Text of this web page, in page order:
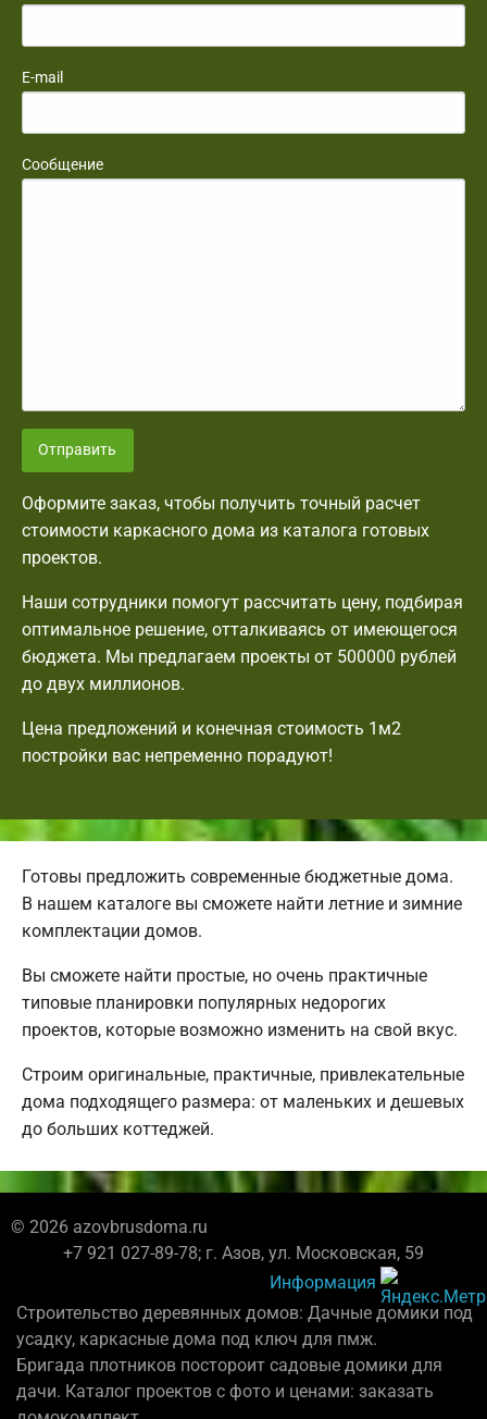
E-mail
Сообщение
Отправить
Оформите заказ, чтобы получить точный расчет
стоимости каркасного дома из каталога готовых
проектов.
Наши сотрудники помогут рассчитать цену, подбирая
оптимальное решение, отталкиваясь от имеющегося
бюджета. Мы предлагаем проекты от 500000 рублей
до двух миллионов.
Цена предложений и конечная стоимость 1м2
постройки вас непременно порадуют!
Готовы предложить современные бюджетные дома.
В нашем каталоге вы сможете найти летние и зимние
комплектации домов.
Вы сможете найти простые, но очень практичные
типовые планировки популярных недорогих
проектов, которые возможно изменить на свой вкус.
Строим оригинальные, практичные, привлекательные
дома подходящего размера: от маленьких и дешевых
до больших коттеджей.
© 2026 azovbrusdoma.ru
+7 921 027-89-78; г. Азов, ул. Московская, 59
Информация
Строительство деревянных домов: Дачные домики под
усадку, каркасные дома под ключ для пмж.
Бригада плотников постороит садовые домики для
дачи. Каталог проектов с фото и ценами: заказать